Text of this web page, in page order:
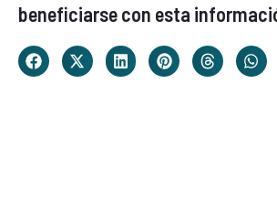
beneficiarse con esta